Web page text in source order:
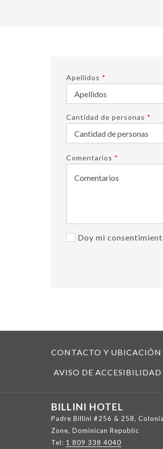
Apellidos *
Cantidad de personas *
Comentarios *
Doy mi
CONTACTO Y UBICACIÓN
AVISO DE ACCESIBILIDAD
BILLINI HOTEL
Padre Billini #256 & 258,
Zone, Dominican Republic
Tel: 1 809 338 4040